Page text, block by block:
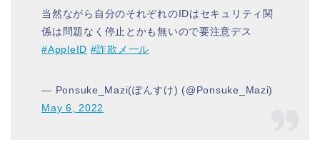
当然ながら自分のそれぞれのIDはセキュリティ関
係は問題なく停止とかも無いので要注意デス
#AppleID #詐欺メ一ル
— Ponsuke_Mazi(ぽんすけ) (@Ponsuke_Mazi)
May 6, 2022